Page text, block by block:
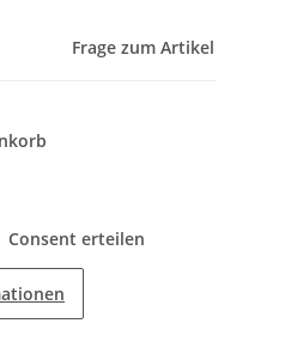
Frage zum Artikel
Consent erteilen